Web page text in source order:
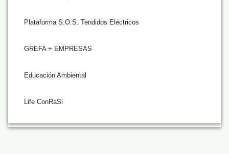
Plataforma S.O.S. Tendidos Eléctricos
GREFA + EMPRESAS
Educación Ambiental
Life ConRaSi